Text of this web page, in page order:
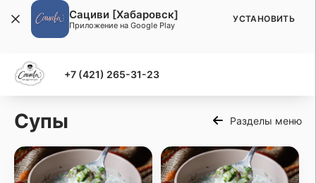
+7 (421) 265-31-23
Супы Разделы меню
Сациви [Хабаровск]
Приложение на Google Play
УСТАНОВИТЬ